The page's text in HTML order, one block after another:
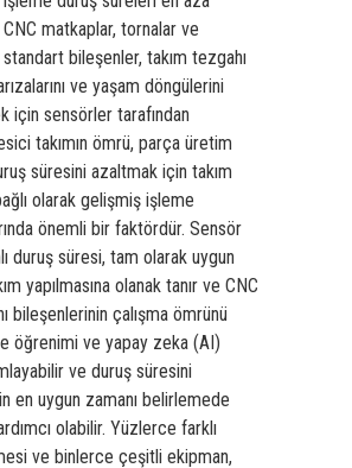
matkaplar, tornalar ve
bileşenler, takım tezgahı
ve yaşam döngülerini
için sensörler tarafından
takımın ömrü, parça üretim
süresini azaltmak için takım
olarak gelişmiş işleme
önemli bir faktördür. Sensör
duruş süresi, tam olarak uygun
yapılmasına olanak tanır ve CNC
bileşenlerinin çalışma ömrünü
öğrenimi ve yapay zeka (AI)
ve duruş süresini
en uygun zamanı belirlemede
olabilir. Yüzlerce farklı
ve binlerce çeşitli ekipman,